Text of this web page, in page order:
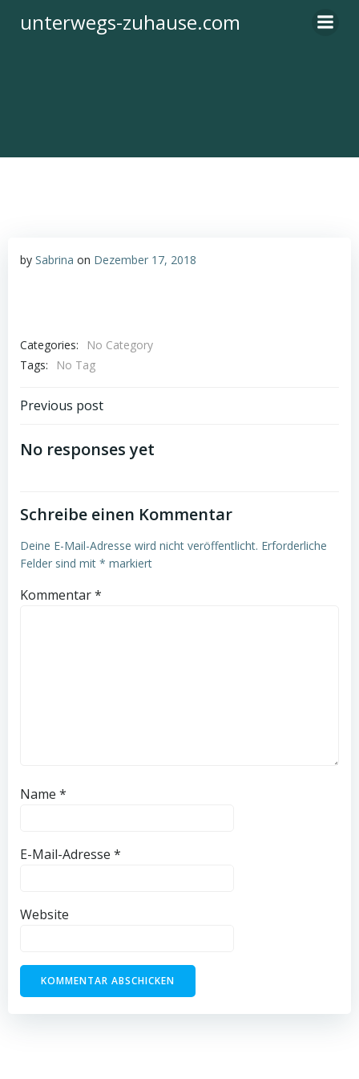
Inhalt
unterwegs-zuhause.com
by Sabrina on Dezember 17, 2018
Categories:
No Category
Tags:
No Tag
Post
navigation
Previous post
No responses yet
Schreibe einen Kommentar
Deine E-Mail-Adresse wird nicht veröffentlicht. Erforderliche
Felder sind mit * markiert
Kommentar*
Name *
E-Mail-Adresse *
Website